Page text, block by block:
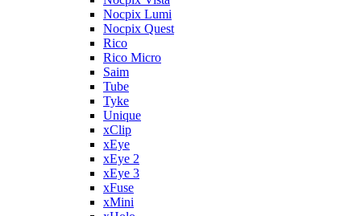
Nocpix Lumi
Nocpix Quest
Rico
Rico Micro
Saim
Tube
Tyke
Unique
xClip
xEye
xEye 2
xEye 3
xFuse
xMini